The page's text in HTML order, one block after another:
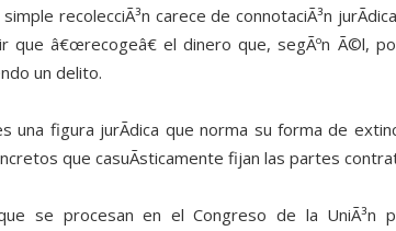
recolecciÃ³n carece de connotaciÃ³n
que â€œrecogeâ€ el dinero que, segÃºn Ã©l,
un delito.
una figura jurÃ­dica que norma su forma de
que casuÃ­sticamente fijan las partes
se procesan en el Congreso de la UniÃ³n